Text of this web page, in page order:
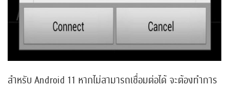
สำหรับ Android 11 หากไม่สามารถเชื่อมต่อได้ จะต้องทำการ